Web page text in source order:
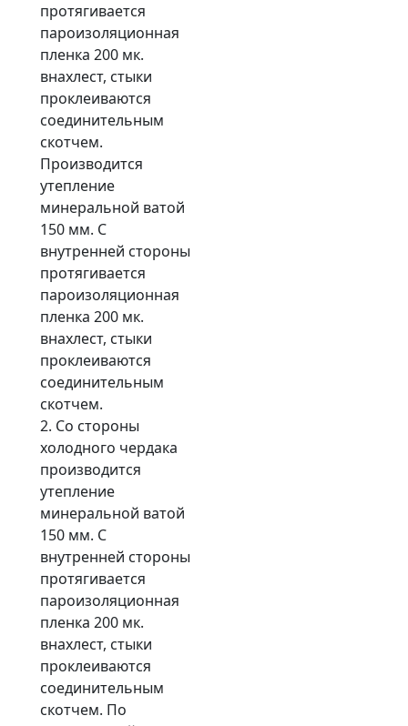
протягивается
пароизоляционная
пленка 200 мк.
внахлест, стыки
проклеиваются
соединительным
скотчем.
Производится
утепление
минеральной ватой
150 мм. С
внутренней стороны
протягивается
пароизоляционная
пленка 200 мк.
внахлест, стыки
проклеиваются
соединительным
скотчем.
2. Со стороны
холодного чердака
производится
утепление
минеральной ватой
150 мм. С
внутренней стороны
протягивается
пароизоляционная
пленка 200 мк.
внахлест, стыки
проклеиваются
соединительным
скотчем. По